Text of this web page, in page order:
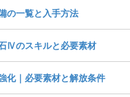
の一覧と入手方法
Ⅳのスキルと必要素材
化｜必要素材と解放条件